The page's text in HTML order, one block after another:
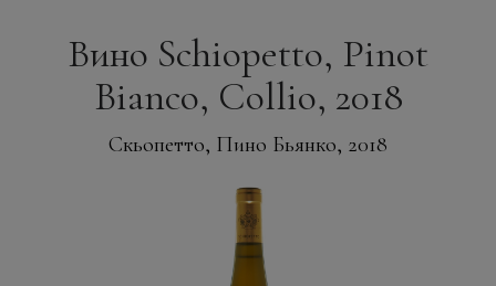
Вино Schiopetto, Pinot
Bianco, Collio, 2018
Скьопетто, Пино Бьянко, 2018